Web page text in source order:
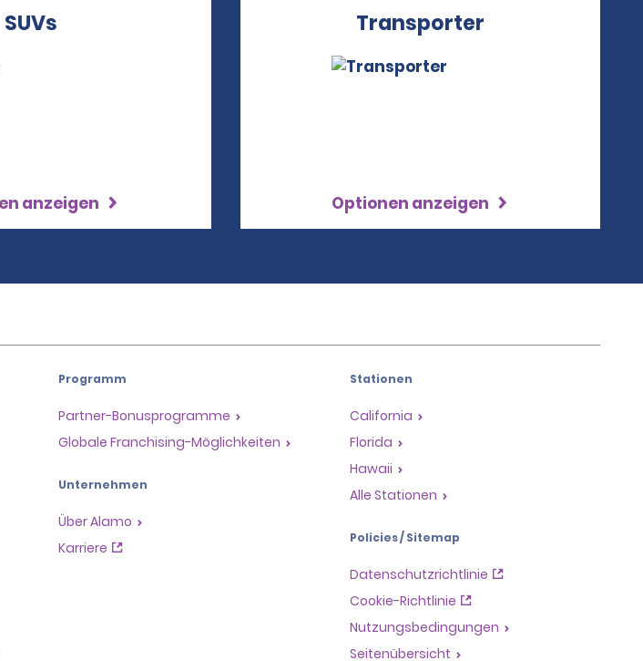
SUVs
anzeigen
Transporter
Optionen anzeigen
Programm
Partner-Bonusprogramme
Globale Franchising-Möglichkeiten
Unternehmen
Über Alamo
Karriere
Stationen
California
Florida
Hawaii
Alle Stationen
Policies / Sitemap
Datenschutzrichtlinie
Cookie-Richtlinie
Nutzungsbedingungen
Seitenübersicht